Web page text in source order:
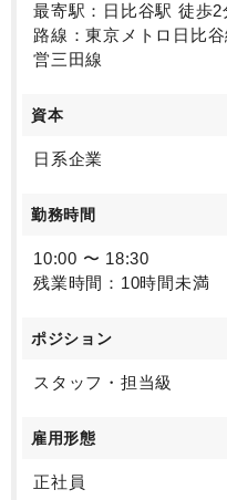
最寄駅：日比谷駅 徒歩2
路線：東京メトロ日比
営三田線
資本
日系企業
勤務時間
10:00 〜 18:30
残業時間：10時間未満
ポジション
スタッフ・担当級
雇用形態
正社員